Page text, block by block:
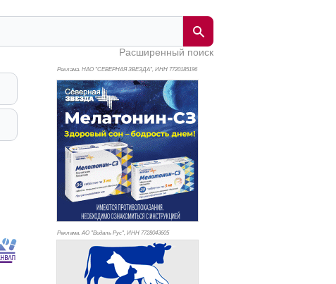
Расширенный поиск
Реклама. НАО "СЕВЕРНАЯ ЗВЕЗДА", ИНН 7720185196
Реклама. АО "Видаль Рус", ИНН 7728043605